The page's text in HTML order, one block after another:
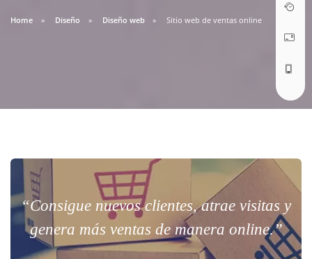
Home Diseño Diseño web Sitio web de ventas online
“Consigue nuevos clientes, atrae visitas y
genera más ventas de manera online.”
ABRIR TICKET